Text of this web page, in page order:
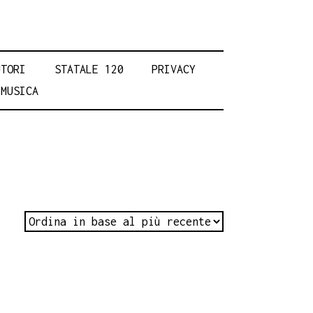
STATALE 120
PRIVACY
MUSICA